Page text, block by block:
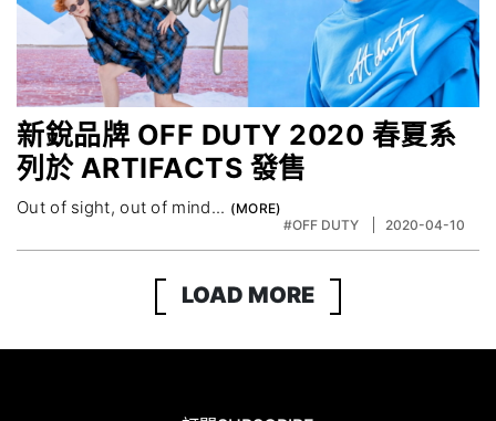
新銳品牌 OFF DUTY 2020 春夏系
列於 ARTIFACTS 發售
Out of sight, out of mind...
#OFF DUTY 2020-04-10
LOAD MORE